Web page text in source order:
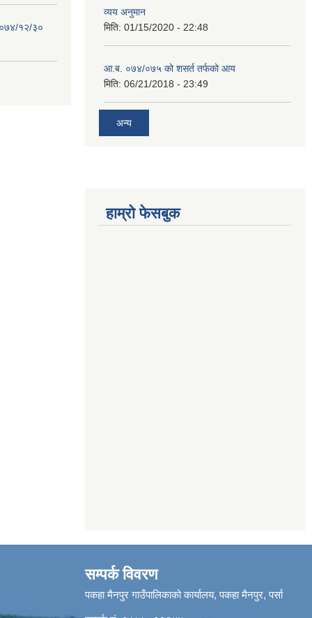
१२/३०
व्यय अनुमान
मिति: 01/15/2020 - 22:48
आ.ब. ०७४/०७५ को शसर्त तर्फको आय
मिति: 06/21/2018 - 23:49
अन्य
हाम्रो फेसबुक
सम्पर्क विवरण
पकहा मैनपुर गाउँपालिकाको कार्यालय, पकहा मैनपुर, पर्सा